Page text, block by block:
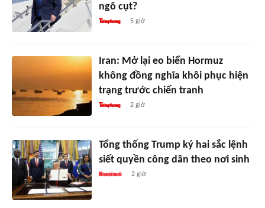
ngõ cụt?
5 giờ
Iran: Mở lại eo biển Hormuz
không đồng nghĩa khôi phục hiện
trạng trước chiến tranh
2 giờ
Tổng thống Trump ký hai sắc lệnh
siết quyền công dân theo nơi sinh
2 giờ